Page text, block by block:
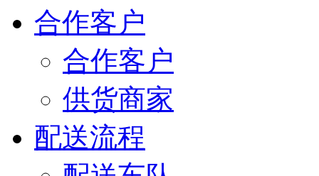
合作客户
合作客户
供货商家
配送流程